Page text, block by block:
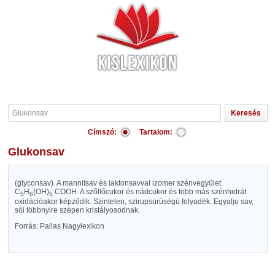
Címszó: Tartalom:
Glukonsav
(glyconsav). A mannitsav és laktonsavval izomer szénvegyület.
C5 H6(OH)5 COOH. A szőllőcukor és nádcukor és több más szénhidrát
oxidációakor képződik. Szintelen, szirupsürüségü folyadék. Egyalju sav,
sói többnyire szépen kristályosodnak.
Forrás: Pallas Nagylexikon